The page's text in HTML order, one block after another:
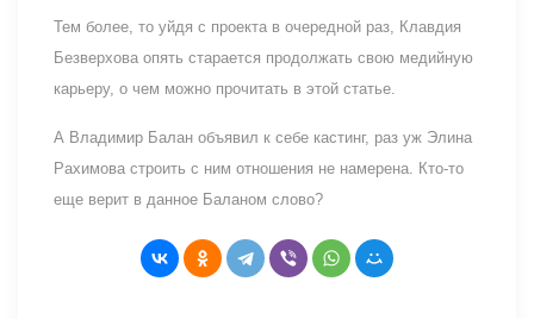
Тем более, то уйдя с проекта в очередной раз, Клавдия
Безверхова опять старается продолжать свою медийную
карьеру, о чем можно прочитать в этой статье.
А Владимир Балан объявил к себе кастинг, раз уж Элина
Рахимова строить с ним отношения не намерена. Кто-то
еще верит в данное Баланом слово?